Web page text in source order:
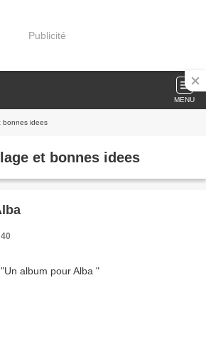
Publicité
MENU
bonnes idees
et bonnes idees